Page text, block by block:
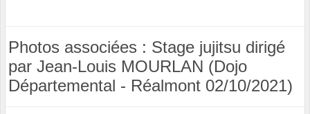
Photos associées : Stage jujitsu dirigé
par Jean-Louis MOURLAN (Dojo
Départemental - Réalmont 02/10/2021)